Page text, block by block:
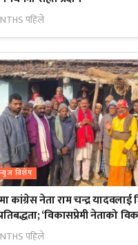
पहिले
विशेष
कांग्रेस नेता राम चन्द्र
‘विकासप्रेमी नेताको
पहिले